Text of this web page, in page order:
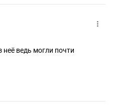
ведь могли почти